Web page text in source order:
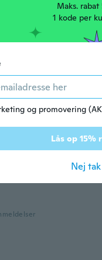
Maks. rabat
1 kode per
og promovering
Lås op 15%
Nej tak